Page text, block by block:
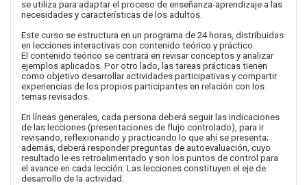
se utiliza para adaptar el proceso de enseñanza-aprendizaje a las
necesidades y características de los adultos.
Este curso se estructura en un programa de 24 horas, distribuidas
en lecciones interactivas con contenido teórico y práctico.
El contenido teórico se centrará en revisar conceptos y analizar
ejemplos aplicados. Por otro lado, las tareas prácticas tienen
como objetivo desarrollar actividades participativas y compartir
experiencias de los propios participantes en relación con los
temas revisados.
En líneas generales, cada persona deberá seguir las indicaciones
de las lecciones (presentaciones de flujo controlado), para ir
revisando, reflexionando y practicando lo que ahí se presenta;
además, deberá responder preguntas de autoevaluación, cuyo
resultado le es retroalimentado y son los puntos de control para
el avance en cada lección. Las lecciones constituyen el eje de
desarrollo de la actividad.